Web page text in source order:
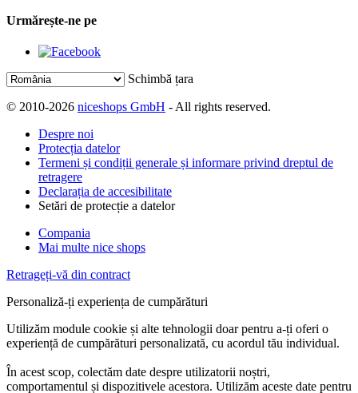
Urmărește-ne pe
Schimbă țara
© 2010-2026 niceshops GmbH - All rights reserved.
Despre noi
Protecția datelor
Termeni și condiții generale și informare privind dreptul de
retragere
Declarația de accesibilitate
Setări de protecție a datelor
Compania
Mai multe nice shops
Retrageți-vă din contract
Personaliză-ți experiența de cumpărături
Utilizăm module cookie și alte tehnologii doar pentru a-ți oferi o
experiență de cumpărături personalizată, cu acordul tău individual.
În acest scop, colectăm date despre utilizatorii noștri,
comportamentul și dispozitivele acestora. Utilizăm aceste date pentru